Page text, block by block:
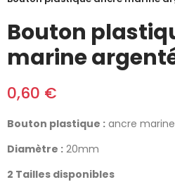
Bouton
marine
0,60 €
Bouton plastique : ancre
Diamètre : 20mm
2 Tailles disponibles